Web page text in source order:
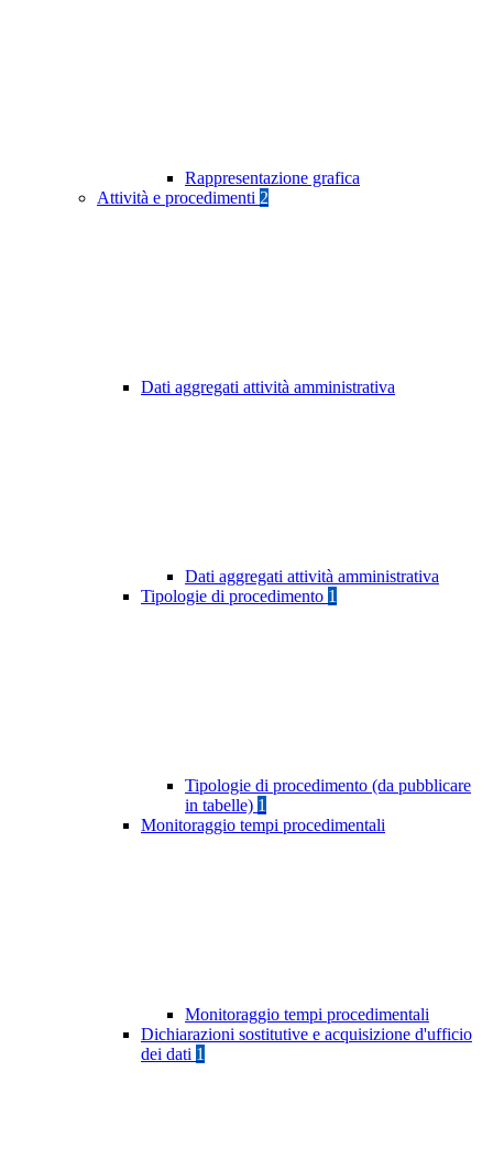
Rappresentazione grafica
Attività e procedimenti 2
Dati aggregati attività amministrativa
Dati aggregati attività amministrativa
Tipologie di procedimento 1
Tipologie di procedimento (da pubblicare
in tabelle) 1
Monitoraggio tempi procedimentali
Monitoraggio tempi procedimentali
Dichiarazioni sostitutive e acquisizione d'ufficio
dei dati 1